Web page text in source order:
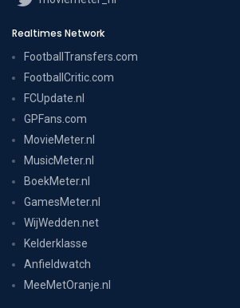
Realtimes Network
FootballTransfers.com
FootballCritic.com
FCUpdate.nl
GPFans.com
MovieMeter.nl
MusicMeter.nl
BoekMeter.nl
GamesMeter.nl
WijWedden.net
Kelderklasse
Anfieldwatch
MeeMetOranje.nl